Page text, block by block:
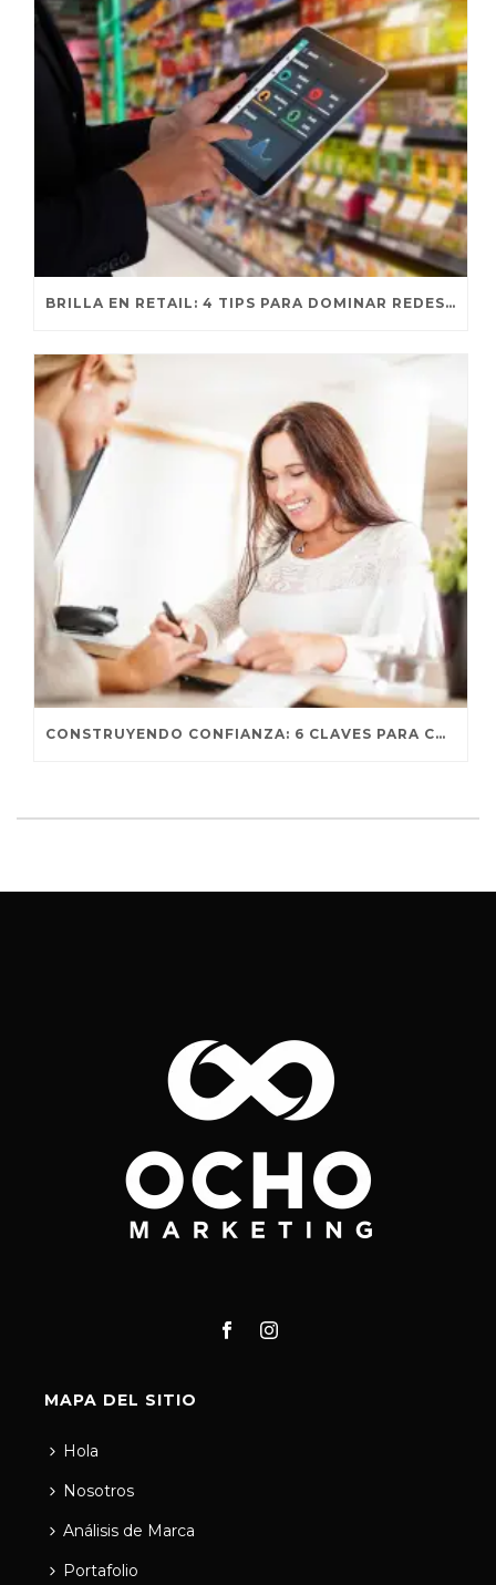
BRILLA EN RETAIL: 4 TIPS PARA DOMINAR REDES SOCIALES
CONSTRUYENDO CONFIANZA: 6 CLAVES PARA CONECTAR CON TUS CLIENTES
MAPA DEL SITIO
Hola
Nosotros
Análisis de Marca
Portafolio